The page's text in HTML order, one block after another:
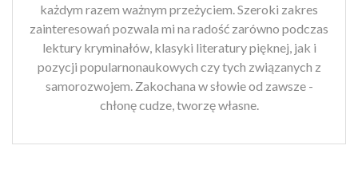
każdym razem ważnym przeżyciem. Szeroki zakres
zainteresowań pozwala mi na radość zarówno podczas
lektury kryminałów, klasyki literatury pięknej, jak i
pozycji popularnonaukowych czy tych związanych z
samorozwojem. Zakochana w słowie od zawsze -
chłonę cudze, tworzę własne.